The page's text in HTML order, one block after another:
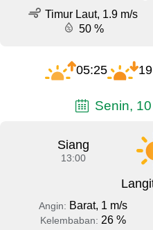
Timur Laut, 1.9 m/s
50 %
05:25
Senin,
Siang
13:00
Angin: Barat, 1 m/s
Kelembaban: 26 %